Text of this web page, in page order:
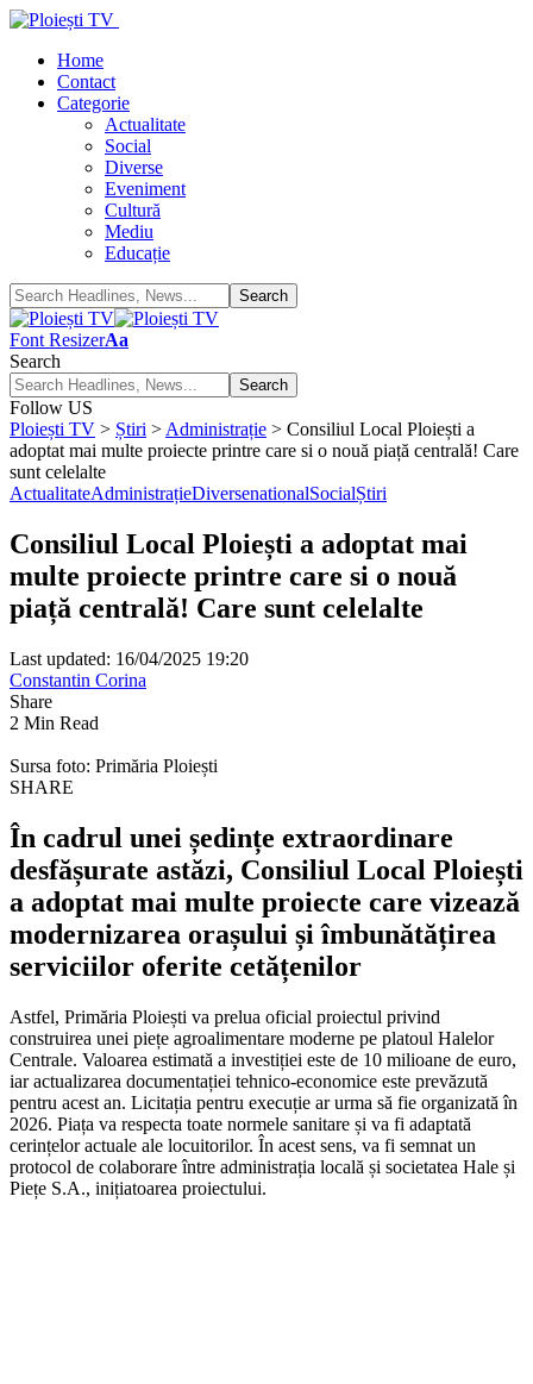
Home
Contact
Categorie
Actualitate
Social
Diverse
Eveniment
Cultură
Mediu
Educație
Font ResizerAa
Search
Follow US
Ploiești TV > Știri > Administrație > Consiliul Local Ploiești a
adoptat mai multe proiecte printre care si o nouă piață centrală! Care
sunt celelalte
ActualitateAdministrațieDiversenationalSocialȘtiri
Consiliul Local Ploiești a adoptat mai
multe proiecte printre care si o nouă
piață centrală! Care sunt celelalte
Last updated: 16/04/2025 19:20
Constantin Corina
Share
2 Min Read
Sursa foto: Primăria Ploiești
SHARE
În cadrul unei ședințe extraordinare
desfășurate astăzi, Consiliul Local Ploiești
a adoptat mai multe proiecte care vizează
modernizarea orașului și îmbunătățirea
serviciilor oferite cetățenilor
Astfel, Primăria Ploiești va prelua oficial proiectul privind
construirea unei piețe agroalimentare moderne pe platoul Halelor
Centrale. Valoarea estimată a investiției este de 10 milioane de euro,
iar actualizarea documentației tehnico-economice este prevăzută
pentru acest an. Licitația pentru execuție ar urma să fie organizată în
2026. Piața va respecta toate normele sanitare și va fi adaptată
cerințelor actuale ale locuitorilor. În acest sens, va fi semnat un
protocol de colaborare între administrația locală și societatea Hale și
Piețe S.A., inițiatoarea proiectului.